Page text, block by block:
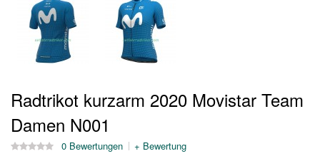
Radtrikot kurzarm 2020 Movistar Team
Damen N001
0 Bewertungen + Bewertung